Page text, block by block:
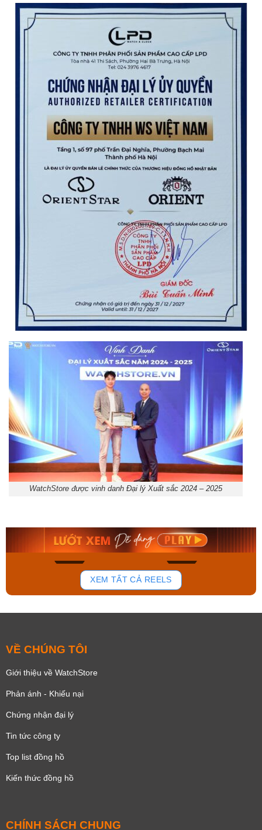
WatchStore được vinh danh Đại lý Xuất sắc 2024 – 2025
176
Mua ngay Mua ngay
XEM TẤT CẢ REELS
VỀ CHÚNG TÔI
Giới thiệu về WatchStore
Phản ánh - Khiếu nại
Chứng nhận đại lý
Tin tức công ty
Top list đồng hồ
Kiến thức đồng hồ
CHÍNH SÁCH CHUNG